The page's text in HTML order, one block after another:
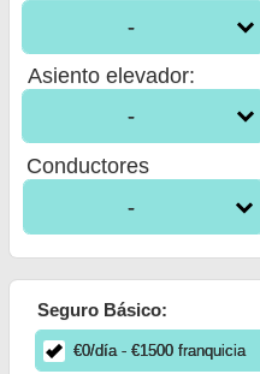
-
Asiento elevador:
-
Conductores
-
Seguro Básico:
€0/día- €1500franquicia